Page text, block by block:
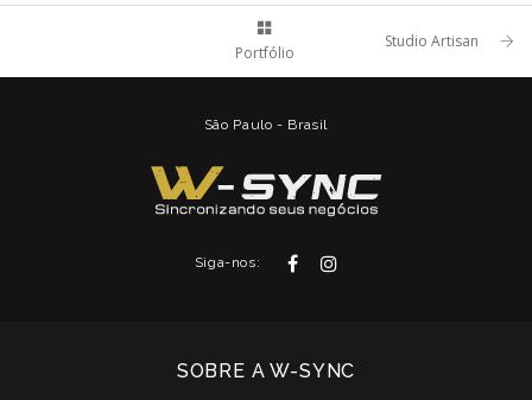
Portfólio
Studio Artisan
São Paulo - Brasil
Siga-nos:
SOBRE A W-SYNC